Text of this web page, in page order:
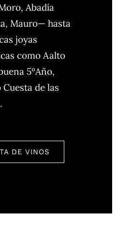
Abadía
Mauro— hasta
joyas
como Aalto
5ºAño,
de las
DE VINOS